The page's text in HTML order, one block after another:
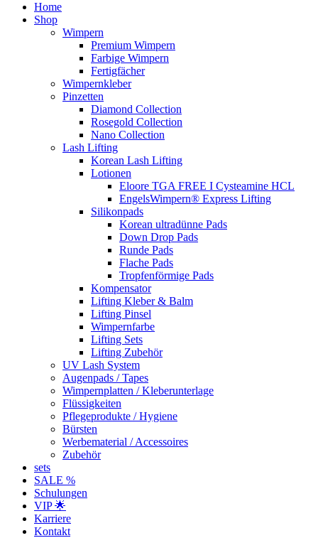
Home
Shop
Wimpern
Premium Wimpern
Farbige Wimpern
Fertigfächer
Wimpernkleber
Pinzetten
Diamond Collection
Rosegold Collection
Nano Collection
Lash Lifting
Korean Lash Lifting
Lotionen
Eloore TGA FREE I Cysteamine HCL
EngelsWimpern® Express Lifting
Silikonpads
Korean ultradünne Pads
Down Drop Pads
Runde Pads
Flache Pads
Tropfenförmige Pads
Kompensator
Lifting Kleber & Balm
Lifting Pinsel
Wimpernfarbe
Lifting Sets
Lifting Zubehör
UV Lash System
Augenpads / Tapes
Wimpernplatten / Kleberunterlage
Flüssigkeiten
Pflegeprodukte / Hygiene
Bürsten
Werbematerial / Accessoires
Zubehör
sets
SALE %
Schulungen
VIP 🌟
Karriere
Kontakt